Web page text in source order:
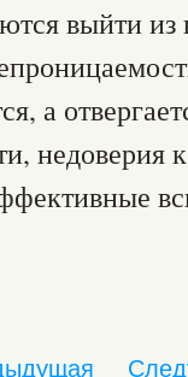
выйти из
а
недоверия